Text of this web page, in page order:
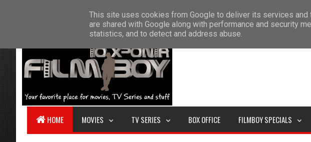
HOME ABOUT US CONTACT SITEMAP
HOME MOVIES TV SERIES BOX OFFICE FILMBOY SPECIALS
This site uses cookies from Google to deliver its services and
are shared with Google along with performance and security
statistics, and to detect and address abuse.